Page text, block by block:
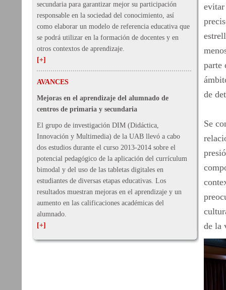
secundaria para garantizar mejor su participación
responsable en la sociedad del conocimiento, así
como elaborar un modelo de referencia educativa que
se podrá utilizar en la formación de docentes y en
otros contextos de aprendizaje.
[+]
AVANCES
Mejoras en el aprendizaje del alumnado de
centros de primaria y secundaria
El grupo de investigación DIM (Didáctica,
Innovación y Multimedia) de la UAB llevó a cabo
dos estudios durante el curso 2013-2014 sobre el
potencial pedagógico de la aplicación del currículum
bimodal y del uso de las tabletas digitales en
estudiantes de diversas etapas educativas. Los
resultados muestran mejoras en el aprendizaje y un
aumento en las calificaciones académicas del
alumnado.
[+]
parte
de
Se
de la